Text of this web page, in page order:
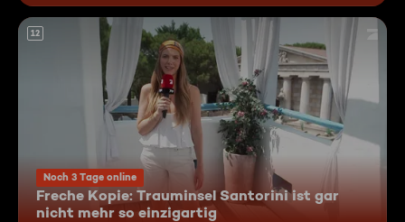
12
Noch 3 Tage online
Freche Kopie: Trauminsel Santorini ist gar
nicht mehr so einzigartig